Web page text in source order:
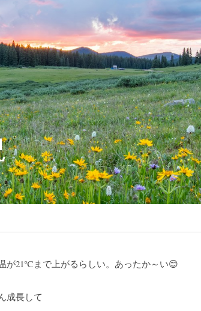
が21℃まで上がるらしい。あったか～い😊
成長して